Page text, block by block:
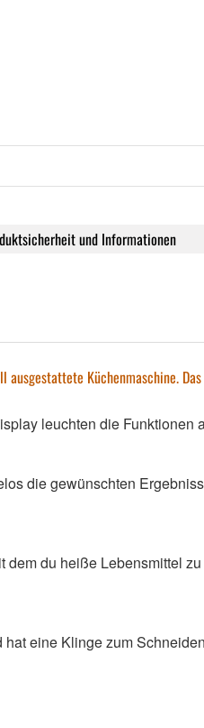
und Informationen
Küchenmaschine.
leuchten die
die gewünschten
du heiße Lebensmittel
eine Klinge zum